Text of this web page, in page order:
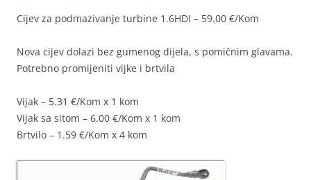
Cijev za podmazivanje turbine 1.6HDI – 59.00 €/Kom
Nova cijev dolazi bez gumenog dijela, s pomičnim glavama.
Potrebno promijeniti vijke i brtvila
Vijak – 5.31 €/Kom x 1 kom
Vijak sa sitom – 6.00 €/Kom x 1 kom
Brtvilo – 1.59 €/Kom x 4 kom